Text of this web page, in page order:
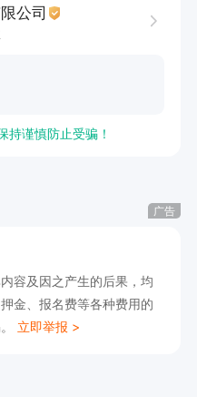
应用经验。
团队管理能力，能
公司
持谨慎防止受骗！
广告
容及因之产生的后果，均
金、报名费等各种费用的
立即举报 >